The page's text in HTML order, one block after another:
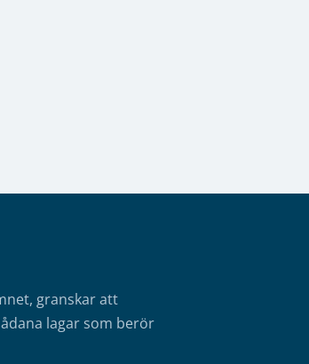
granskar att
lagar som berör